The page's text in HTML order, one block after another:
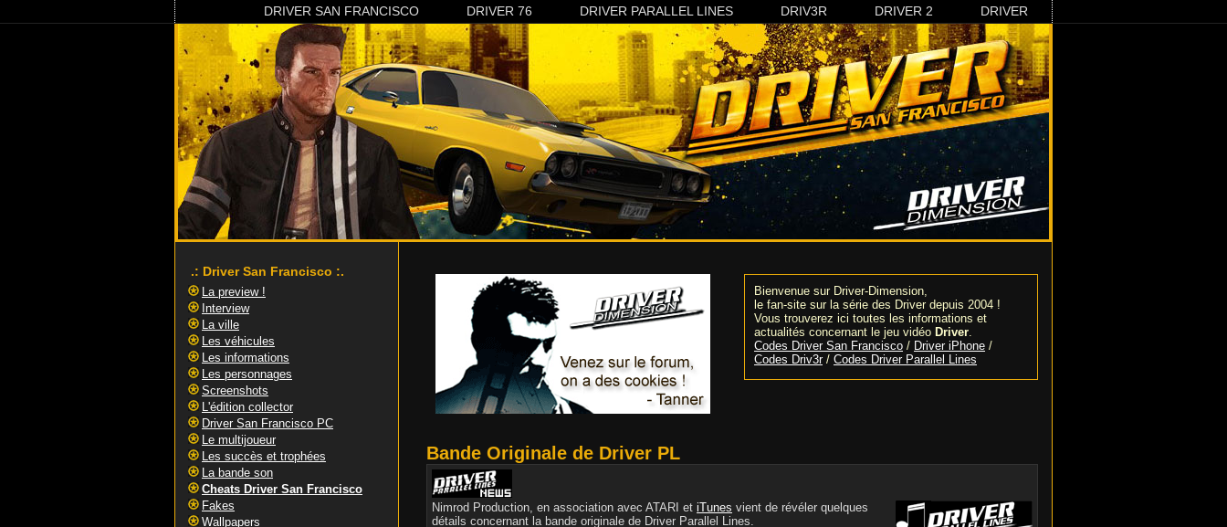
DRIVER
DRIVER 2
DRIV3R
DRIVER PARALLEL LINES
DRIVER 76
DRIVER SAN FRANCISCO
Bienvenue sur Driver-Dimension,
le fan-site sur la série des Driver depuis 2004 !
Vous trouverez ici toutes les informations et
actualités concernant le jeu vidéo Driver.
Codes Driver San Francisco / Driver iPhone /
Codes Driv3r/ Codes Driver Parallel Lines
Bande Originale de Driver PL
Nimrod Production, en association avec ATARI et iTunes vient de révéler quelques
détails concernant la bande originale de Driver Parallel Lines.
.: Driver San Francisco :.
La preview !
Interview
La ville
Les véhicules
Les informations
Les personnages
Screenshots
L'édition collector
Driver San Francisco PC
Le multijoueur
Les succès et trophées
La bande son
Cheats Driver San Francisco
Fakes
Wallpapers